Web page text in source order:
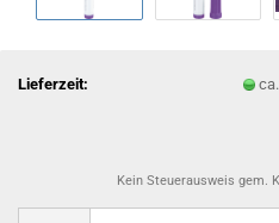
Lieferzeit:
Kein Steuerausweis gem.